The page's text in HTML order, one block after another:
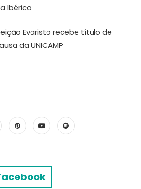
Ibérica
Evaristo recebe título de
da UNICAMP